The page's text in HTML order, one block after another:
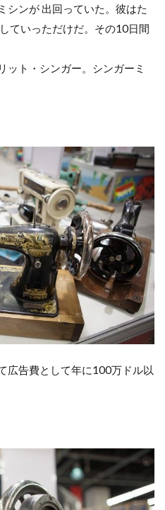
シンが 出回っていた。彼はた
ていっただけだ。その10日間
ト・シンガー。シンガーミ
広告費として年に100万ドル以